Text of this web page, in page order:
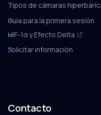
Tipos de cámaras
Guía para la primera sesión
HIF-1α y Efecto Delta
Solicitar información
Contacto